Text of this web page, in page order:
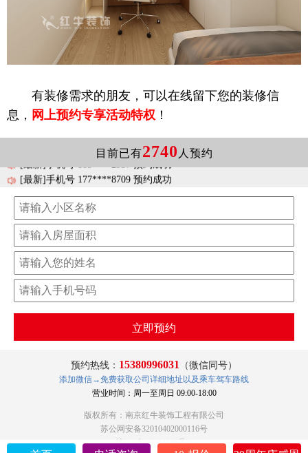
有装修需求的朋友，可以在线留下您的装修信
息， 网上预约专享活动特权 ！
目前已有2740 人预约
[最新]手机号 173****4013 预约成功
[最新]手机号 177****1078 预约成功
[最新]手机号 158****7971 预约成功
[最新]手机号 185****2957 预约成功
[最新]手机号 177****8709 预约成功
[最新]手机号 181****8835 预约成功
[最新]手机号 138****8929 预约成功
[最新]手机号 138****3560 预约成功
立即预约
预约热线： 15380996031 （微信同号）
添加微信→免费获取公司详细地址以及乘车驾车路线
营业时间：周一至周日 09:00-18:00
版权所有：南京红牛装饰工程有限公司
苏公网安备32010402000116号
苏ICP备09033166号-6